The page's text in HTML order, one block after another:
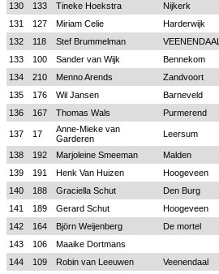
130
133 Tineke Hoekstra Nijkerk
131
127 Miriam Celie Harderwijk
132
118 Stef Brummelman VEENENDAAL
133
100 Sander van Wijk Bennekom
134
210 Menno Arends Zandvoort
135
176 Wil Jansen Barneveld
136
167 Thomas Wals Purmerend
137 17
Anne-Mieke van
Garderen
Leersum
138 192 Marjoleine Smeeman Malden
139
191 Henk Van Huizen Hoogeveen
140
188 Graciella Schut Den Burg
141
189 Gerard Schut Hoogeveen
142
164 Björn Weijenberg De mortel
143
106 Maaike Dortmans
144
109 Robin van Leeuwen Veenendaal